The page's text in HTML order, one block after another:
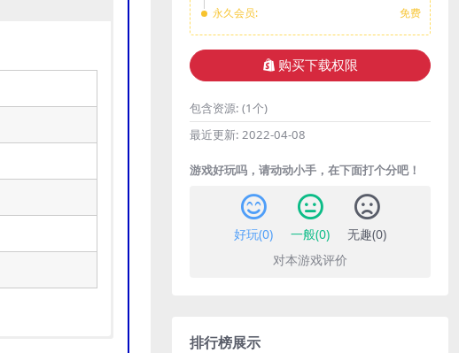
永久会员:
免费
购买下载权限
包含资源: (1个)
最近更新: 2022-04-08
游戏好玩吗，请动动小手，在下面打个分吧！
好玩(0) 一般(0) 无趣(0)
对本游戏评价
排行榜展示